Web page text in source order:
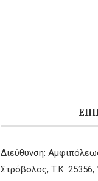
Διεύθυνση:
Στρόβολος, Τ.Κ.